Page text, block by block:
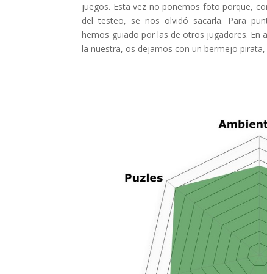
juegos. Esta vez no ponemos foto porque,
del testeo, se nos olvidó sacarla. Para
hemos guiado por las de otros jugadores. En
la nuestra, os dejamos con un bermejo pirata,